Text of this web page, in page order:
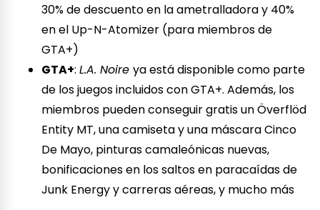
30% de descuento en la ametralladora y 40%
en el Up-N-Atomizer (para miembros de
GTA+)
GTA+:L.A. Noireya está disponible como parte
de los juegos incluidos con GTA+. Además, los
miembros pueden conseguir gratis un Överflöd
Entity MT, una camiseta y una máscara Cinco
De Mayo, pinturas camaleónicas nuevas,
bonificaciones en los saltos en paracaídas de
Junk Energy y carreras aéreas, y mucho más